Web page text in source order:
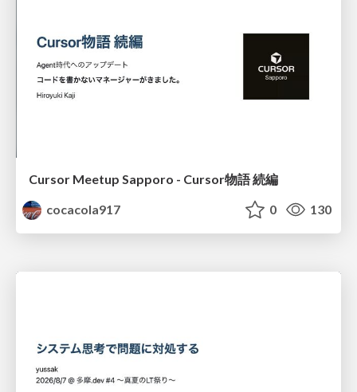
Cursor Meetup Sapporo - Cursor物語 続編
cocacola917
0 130